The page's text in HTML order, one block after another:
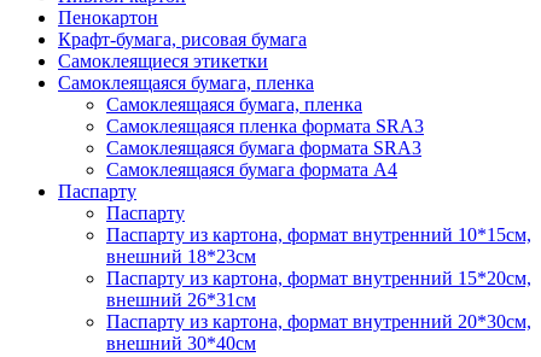
Пенокартон
Крафт-бумага, рисовая бумага
Самоклеящиеся этикетки
Самоклеящаяся бумага, пленка
Самоклеящаяся бумага, пленка
Самоклеящаяся пленка формата SRА3
Самоклеящаяся бумага формата SRА3
Самоклеящаяся бумага формата А4
Паспарту
Паспарту
Паспарту из картона, формат внутренний 10*15см,
внешний 18*23см
Паспарту из картона, формат внутренний 15*20см,
внешний 26*31см
Паспарту из картона, формат внутренний 20*30см,
внешний 30*40см